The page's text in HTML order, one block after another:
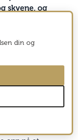
skyene, og
2019
hvor vakker
og perfekt
uten folkets
om hvorfor vi
din og